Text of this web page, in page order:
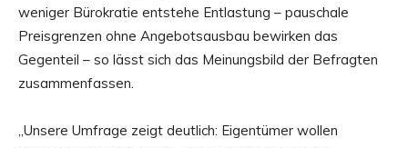
weniger Bürokratie entstehe Entlastung – pauschale
Preisgrenzen ohne Angebotsausbau bewirken das
Gegenteil – so lässt sich das Meinungsbild der Befragten
zusammenfassen.
„Unsere Umfrage zeigt deutlich: Eigentümer wollen